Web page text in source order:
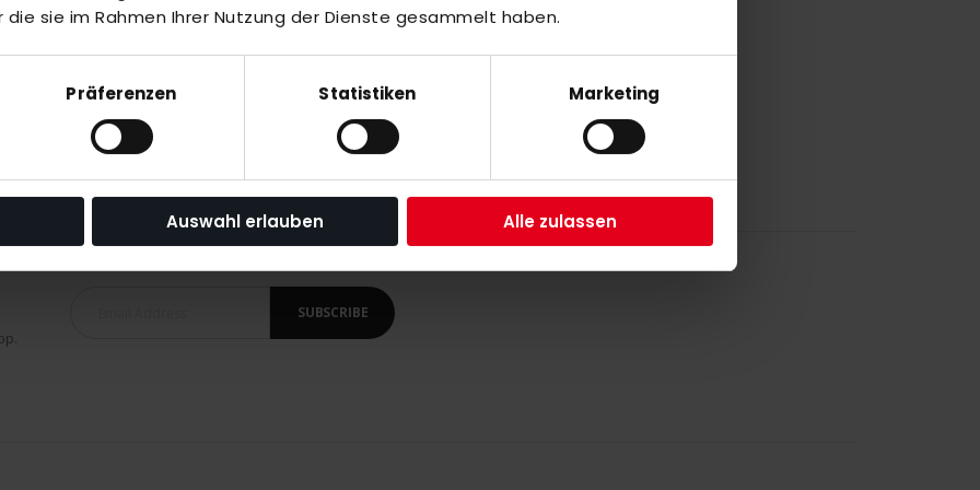
sie im Rahmen Ihrer Nutzung der Dienste gesammelt haben.
Präferenzen Statistiken Marketing
Auswahl erlauben Alle zulassen
SUBSCRIBE